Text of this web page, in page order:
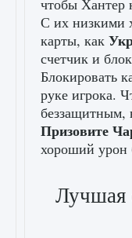
чтобы Хантер
С их низкими
карты, как
счетчик и
Блокировать
руке игрока.
беззащитным,
Призовите
хороший урон
Лучшая